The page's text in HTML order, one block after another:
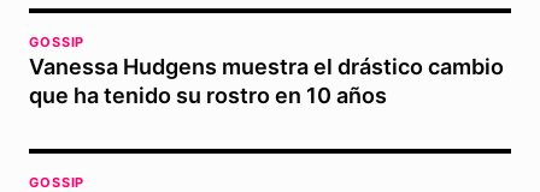
GOSSIP
Vanessa Hudgens muestra el drástico cambio
que ha tenido su rostro en 10 años
GOSSIP